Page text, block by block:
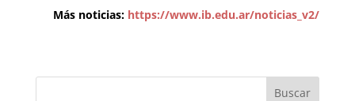
Más noticias: https://www.ib.edu.ar/noticias_v2/
Buscar